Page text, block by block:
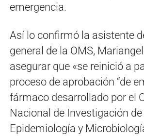
emergencia.
Así lo confirmó la asistente
general de la OMS,
asegurar que «se reinició a
proceso de aprobación “de
fármaco desarrollado por el
Nacional de Investigación de
Epidemiología y